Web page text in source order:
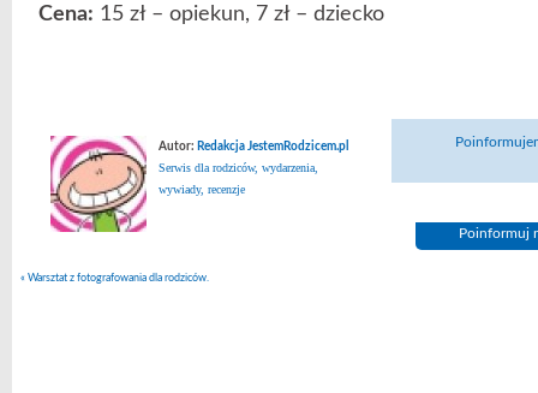
Cena: 15 zł – opiekun, 7 zł – dziecko
Autor: Redakcja JestemRodzicem.pl
Serwis dla rodziców, wydarzenia,
wywiady, recenzje
Poinformuj
« Warsztat z fotografowania dla rodziców.